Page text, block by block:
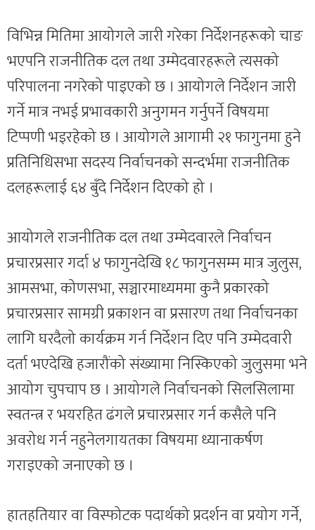
विभिन्न मितिमा आयोगले जारी गरेका निर्देशनहरूको चाङ
भएपनि राजनीतिक दल तथा उम्मेदवारहरूले त्यसको
परिपालना नगरेको पाइएको छ । आयोगले निर्देशन जारी
गर्ने मात्र नभई प्रभावकारी अनुगमन गर्नुपर्ने विषयमा
टिप्पणी भइरहेको छ । आयोगले आगामी २१ फागुनमा हुने
प्रतिनिधिसभा सदस्य निर्वाचनको सन्दर्भमा राजनीतिक
दलहरूलाई ६४ बुँदे निर्देशन दिएको हो ।
आयोगले राजनीतिक दल तथा उम्मेदवारले निर्वाचन
प्रचारप्रसार गर्दा ४ फागुनदेखि १८ फागुनसम्म मात्र जुलुस,
आमसभा, कोणसभा, सञ्चारमाध्यममा कुनै प्रकारको
प्रचारप्रसार सामग्री प्रकाशन वा प्रसारण तथा निर्वाचनका
लागि घरदैलो कार्यक्रम गर्न निर्देशन दिए पनि उम्मेदवारी
दर्ता भएदेखि हजारौंको संख्यामा निस्किएको जुलुसमा भने
आयोग चुपचाप छ । आयोगले निर्वाचनको सिलसिलामा
स्वतन्त्र र भयरहित ढंगले प्रचारप्रसार गर्न कसैले पनि
अवरोध गर्न नहुनेलगायतका विषयमा ध्यानाकर्षण
गराइएको जनाएको छ ।
हातहतियार वा विस्फोटक पदार्थको प्रदर्शन वा प्रयोग गर्ने,